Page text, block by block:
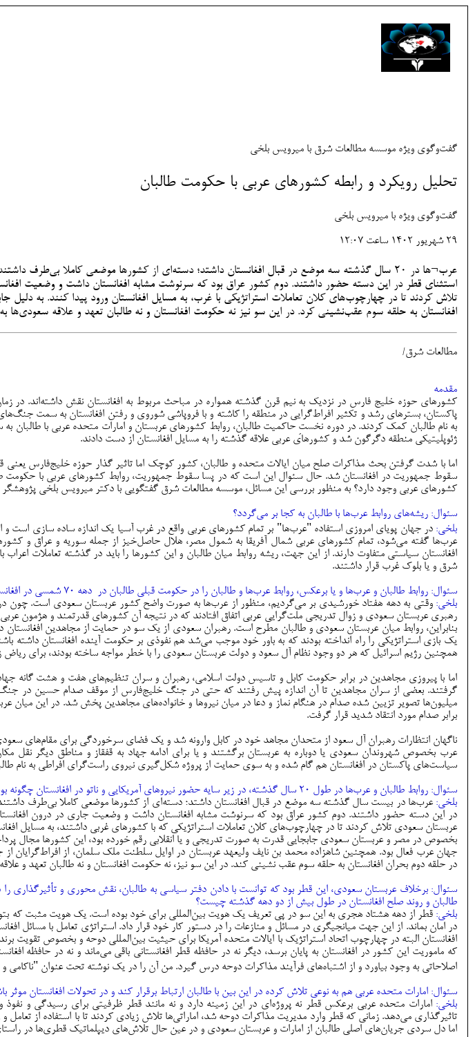
گفت‌وگوی ویژه موسسه مطالعات شرق با میرویس بلخی
تحلیل رویکرد و رابطه کشورهای عربی با حکومت طالبان
گفت‌وگوی ویژه با میرویس بلخی
29 شهريور 1402 ساعت 12:07
عرب¬‌ها در 20 سال گذشته سه موضع در قبال افغانستان داشتد؛ دسته‌ای از کشورها موضعی کاملا
استثنای قطر در این دسته حضور داشتند. دوم کشور عراق بود که سرنوشت مشابه افغانستان داشت و وضعیت
تلاش کردند تا در چهارچوب‌های کلان تعاملات استراتژیکی با غرب، به مسایل افغانستان ورود پیدا کنند. به
افغانستان به حلقه سوم عقب‌نشینی کرد. در این سو نیز نه حکومت افغانستان و نه طالبان تعهد و علاقه سعودی‌ها
مطالعات شرق/
مقدمه
کشور‌های حوزه خلیج فارس در نزدیک به نیم قرن گذشته همواره در مباحث مربوط به افغانستان نقش داشته‌اند. در
پاکستان، بسترهای رشد و تکثیر افراط‌گرایی در منطقه را کاشته و با فروپاشی شوروی و رفتن افغانستان به سمت
ژئوپلیتیکی منطقه دگرگون شد و کشورهای عربی علاقه گذشته را به مسایل افغانستان از دست دادند.
اما با شدت گرفتن بحث مذاکرات صلح میان ایالات متحده و طالبان، کشور کوچک اما تاثیر گذار حوزه خلیج‌‌فارس
سقوط جمهوریت در افغانستان شد. حال سئوال این است که در پسا سقوط جمهوریت، روابط کشورهای عربی با حکومت
کشورهای عربی وجود دارد؟ به منظور بررسی این مسائل، موسسه مطالعات شرق گفتگویی با دکتر میرویس بلخی
سئوال: ریشه‌های روابط عرب‌ها با طالبان به کجا بر می‌گردد؟
بلخی: در جهان پویای امروزی استفاده "عرب‌ها" بر تمام کشورهای عربی واقع در غرب آسیا یک اندازه ساده سازی است و
عرب‌ها گفته می‌شود، تمام کشورهای عربی شمال آفریقا به شمول مصر، هلال حاصل‌خیز از جمله سوریه و عراق و
افغانستان سیاستی متفاوت دارند. از این جهت، ریشه روابط میان طالبان و این کشورها را باید در گذشته تعاملات
شرق و یا بلوک غرب قرار داشتند.
سئوال: روابط طالبان و عرب‌ها و یا برعکس، روابط عرب‌ها و طالبان را در حکومت قبلی طالبان در دهه 70 شمسی در افغانستان چگونه ارزیابی می‌کنید؟
بلخی: وقتی به دهه هفتاد خورشیدی بر می­‌گردیم، منظور از عرب‌­ها به صورت واضح کشور عربستان سعودی است. چون
رهبری عربستان سعودی و زوال تدریجی ملت‌گرایی عربی اتفاق افتادند که در نتیجه آن کشورهای قدرتمند و هژمون
بنابراین، روابط میان عربستان سعودی و طالبان مطرح است. رهبران سعودی از یک سو در حمایت از مجاهدین
یک بازی استراتژیکی را راه انداخته بودند که به باور خود موجب می‌شد هم نفوذی بر حکومت آینده افغانستان داشته
همچنین رژیم اسرائیل که هر دو وجود نظام آل سعود و دولت عربستان سعودی را با خطر مواجه ساخته بودند، برای
اما با پیروزی مجاهدین در برابر حکومت کابل و تاسیس دولت اسلامی، رهبران و سران تنظیم‌های هفت و هشت گانه
گرفتند. بعضی از سران مجاهدین تا آن اندازه پیش رفتند که حتی در جنگ خلیج‌فارس از موقف صدام حسین در جنگ
میلیون‌ها تصویر تزیین شده صدام در هنگام نماز و دعا در میان نیروها و خانواده‏‌های مجاهدین پخش شد. در این میان
برابر صدام مورد انتقاد شدید قرار گرفت.
ناگهان انتظارات رهبران آل سعود از متحدان مجاهد خود در کابل وارونه شد و یک فضای سرخوردگی برای مقام‌های
عرب بخصوص شهروندان سعودی یا دوباره به عربستان برگشتند و یا برای ادامه جهاد به قفقاز و مناطق دیگر نقل
سیاست‌های پاکستان در افغانستان هم گام شده و به سوی حمایت از پروژه شکل‌گیری نیروی راست‌گرای افراطی به نام
سئوال: روابط طالبان و عرب‌ها در طول 20 سال گذشته، در زیر سایه حضور نیروهای آمریکایی و ناتو در افغانستان چگونه بود؟
بلخی: عرب­‌ها در بیست سال گذشته سه موضع در قبال افغانستان داشتد؛ دسته‌ای از کشورها موضعی کاملا بی‌طرف
در این دسته حضور داشتند. دوم کشور عراق بود که سرنوشت مشابه افغانستان داشت و وضعیت جاری در درون
عربستان سعودی تلاش کردند تا در چهارچوب‌های کلان تعاملات استراتژیکی که با کشورهای غربی داشتند، به مسایل
بخصوص در مصر و عربستان سعودی جابجایی قدرت به صورت تدریجی و یا انقلابی رقم خورده بود، این کشورها مجال
جهان عرب فعال بود. همچنین شاهزاده محمد بن نایف ولیعهد عربستان در اوایل سلطنت ملک سلمان، از
در حلقه دوم بحران افغانستان به حلقه سوم عقب نشینی کند. در این سو نیز، نه حکومت افغانستان و نه طالبان تعهد و
سئوال: برخلاف عربستان سعودی، این قطر بود که توانست با دادن دفتر سیاسی به طالبان، نقش محوری و تأثیرگذاری را
طالبان و روند صلح افغانستان در طول بیش از دو دهه گذشته چیست؟
بلخی: قطر از دهه هشتاد هجری به این سو در پی تعریف یک هویت بین‌المللی برای خود بوده است. یک هویت مثبت که
در امان بماند. از این جهت میانجیگری در مسائل و منازعات را در دستور کار خود قرار داد. استراتژی تعامل با مسائل
افغانستان البته در چهارچوب اتحاد استراتژیک با ایالات متحده آمریکا برای حیثیت بین‌المللی دوحه و بخصوص
که ماموریت این کشور در افغانستان به پایان برسد، دیگر نه در حافظه قطر افغانستانی باقی می‌ماند و نه در
اصلاحاتی به وجود بیاورد و از اشتباه‌های فرآیند مذاکرات دوحه درس گیرد. من آن را در یک نوشته‌ تحت عنوان
سئوال: امارات متحده عربی هم به نوعی تلاش کرده در این بین با طالبان ارتباط برقرار کند و در تحولات افغانستان
بلخی:امارات متحده عربی برعکس قطر نه پروژه‌ای در این زمینه دارد و نه مانند قطر ظرفیتی برای رسیدگی و
تاثیرگذاری می‌دهد. زمانی که قطر وارد مدیریت مذاکرات دوحه شد، اماراتی‌ها تلاش زیادی کردند تا با استفاده از
اما دل سردی جریان‌های اصلی طالبان از امارات و عربستان سعودی و در عین حال تلاش‌های دیپلماتیک قطری‌ها در